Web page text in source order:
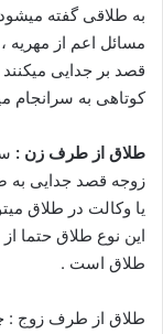
به طلاقی گفته
مسائل اعم از
قصد بر جدایی
کوتاهی به سرانجام
طلاق از طرف زن :
یا وکالت در طلاق
این نوع طلاق حتما
طلاق است .
طلاق از طرف زوج :